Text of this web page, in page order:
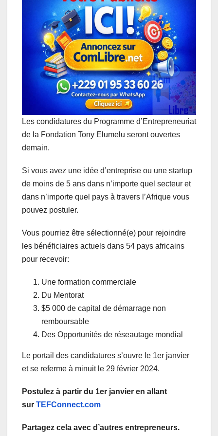
p
b
o
o
k
e
d
I
n
e
n
g
e
r
g
r
a
m
l
Les condidatures du Programme d’Entrepreneuriat
de la Fondation Tony Elumelu seront ouvertes
demain.
Si vous avez une idée d’entreprise ou une startup
de moins de 5 ans dans n’importe quel secteur et
dans n’importe quel pays à travers l’Afrique vous
pouvez postuler.
Vous pourriez être sélectionné(e) pour rejoindre
les bénéficiaires actuels dans 54 pays africains
pour recevoir:
Une formation commerciale
Du Mentorat
$5 000 de capital de démarrage non
remboursable
Des Opportunités de réseautage mondial
Le portail des candidatures s’ouvre le 1er janvier
et se referme à minuit le 29 février 2024.
Postulez à partir du 1er janvier en allant
sur TEFConnect.com
Partagez cela avec d’autres entrepreneurs.